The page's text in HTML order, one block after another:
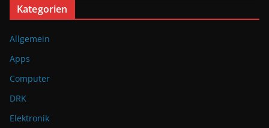
Kategorien
Allgemein
Apps
Computer
DRK
Elektronik